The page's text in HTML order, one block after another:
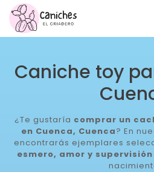
Caniche toy
¿Te gustaría comprar un
en Cuenca, Cuenca? En
encontrarás ejemplares
esmero, amor y